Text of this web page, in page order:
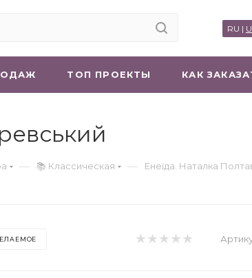
RU |
ТОП ПРОЕКТЫ КАК
— 📚 Классическая — Енеїда. Наталка